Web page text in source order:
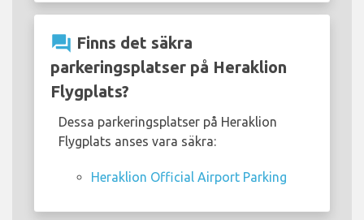
question_answer Finns det säkra
parkeringsplatser på Heraklion
Flygplats?
Dessa parkeringsplatser på Heraklion
Flygplats anses vara säkra:
Heraklion Official Airport Parking